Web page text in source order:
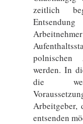
zeitlich
polnischen
werden. In
die
Arbeitgeber,
entsenden